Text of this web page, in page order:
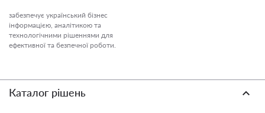
забезпечує український бізнес
інформацією, аналітикою та
технологічними рішеннями для
ефективної та безпечної роботи.
Каталог рішень